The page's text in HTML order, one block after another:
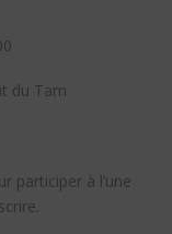
du Tarn
participer à l’une